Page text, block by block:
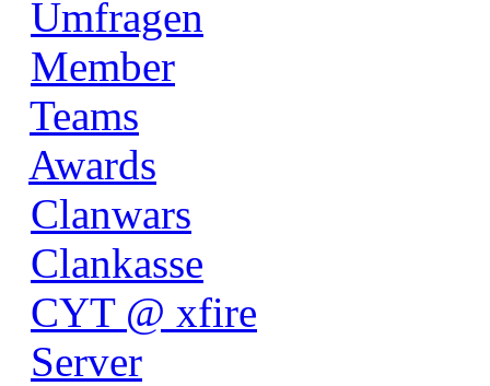
Umfragen
Member
Teams
Awards
Clanwars
Clankasse
CYT @ xfire
Server